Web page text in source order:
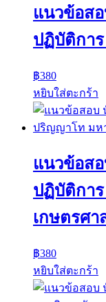
แนวข้อส
ปฏิบัติกา
฿380
หยิบใส่ตะกร้า
แนวข้อส
ปฏิบัติกา
เกษตรศา
฿380
หยิบใส่ตะกร้า